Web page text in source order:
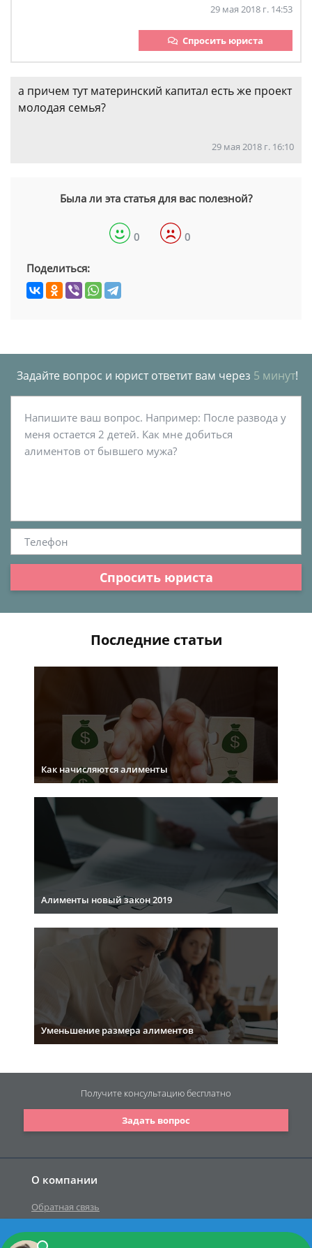
29 мая 2018 г. 14:53
Спросить юриста
а причем тут материнский капитал есть же проект
молодая семья?
29 мая 2018 г. 16:10
Была ли эта статья для вас полезной?
0 0
Поделиться:
Задайте вопрос и юрист ответит вам через 5 минут!
Спросить юриста
Последние статьи
Как начисляются алименты
Алименты новый закон 2019
Уменьшение размера алиментов
О компании
Обратная связь
Задать вопрос
Получите консультациюбесплатно